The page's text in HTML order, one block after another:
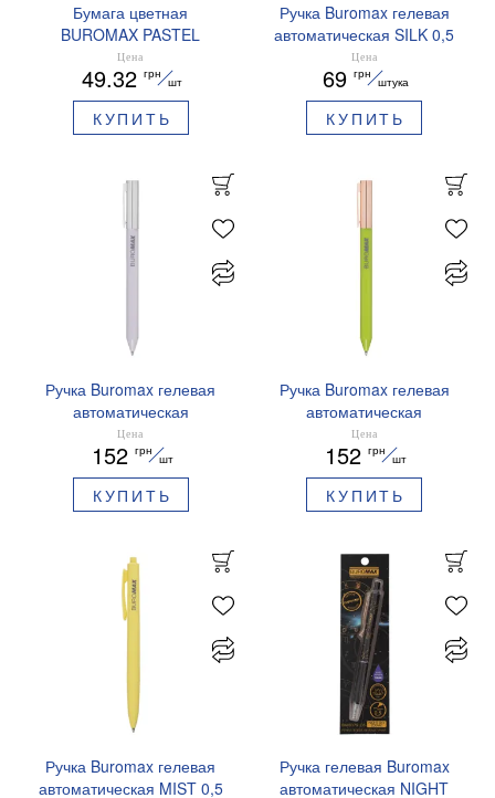
Бумага цветная
BUROMAX PASTEL
EUROMAX 20 арк А4 80 г/
мс BM.2721220E-08
Цена
49.32 грн
шт
КУПИТЬ
Ручка Buromax гелевая
автоматическая SILK 0,5
мм синие чернила
BM.83100
Цена
69 грн
штука
КУПИТЬ
Ручка Buromax гелевая
автоматическая
PRESTIGE SILVER 0,5 мм
синие чернила BM.83102
Цена
152 грн
шт
КУПИТЬ
Ручка Buromax гелевая
автоматическая
PRESTIGE GOLD 0,5 мм
синие чернила BM.83101
Цена
152 грн
шт
КУПИТЬ
Ручка Buromax гелевая
автоматическая MIST 0,5
Ручка гелевая Buromax
автоматическая NIGHT